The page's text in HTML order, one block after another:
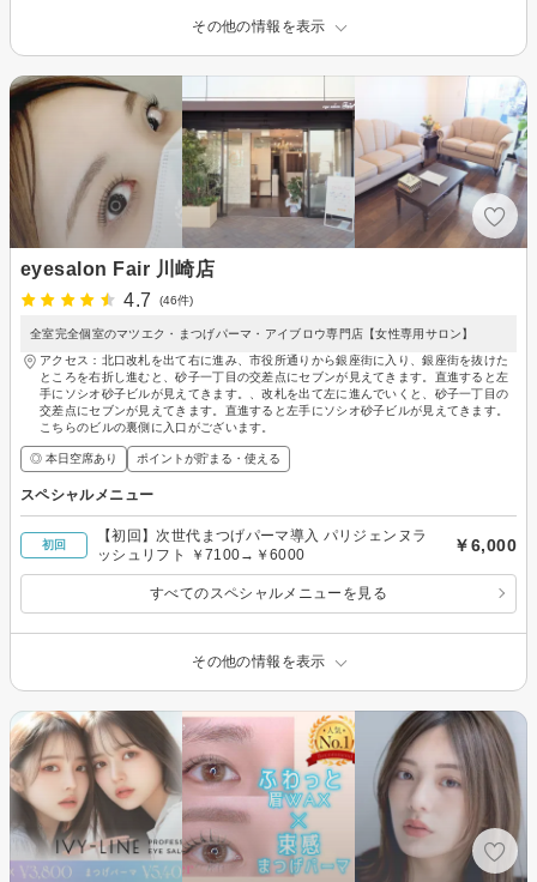
その他の情報を表示
eyesalon Fair 川崎店
4.7
(46件)
全室完全個室のマツエク・まつげパーマ・アイブロウ専門店【女性専用サロン】
アクセス：北口改札を出て右に進み、市役所通りから銀座街に入り、銀座街を抜けた
ところを右折し進むと、砂子一丁目の交差点にセブンが見えてきます。直進すると左
手にソシオ砂子ビルが見えてきます。、改札を出て左に進んでいくと、砂子一丁目の
交差点にセブンが見えてきます。直進すると左手にソシオ砂子ビルが見えてきます。
こちらのビルの裏側に入口がございます。
◎ 本日空席あり ポイントが貯まる・使える
スペシャルメニュー
初回
【初回】次世代まつげパーマ導入 パリジェンヌラ
ッシュリフト ￥7100→￥6000
￥6,000
すべてのスペシャルメニューを見る
その他の情報を表示